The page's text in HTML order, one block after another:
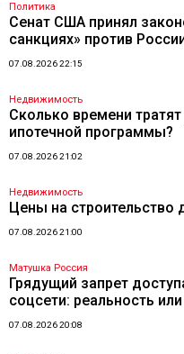
Политика
Сенат США принял
санкциях» против
07.08.2026 22:15
Недвижимость
Сколько времени
ипотечной программы?
07.08.2026 21:02
Недвижимость
Цены на
07.08.2026 21:00
Матушка Россия
Грядущий запрет
соцсети: реальность
07.08.2026 20:08